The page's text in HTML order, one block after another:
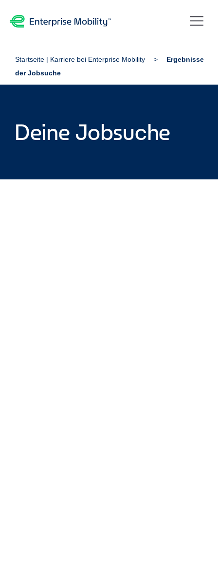
Startseite | Karriere bei Enterprise Mobility
Ergebnisse
der Jobsuche
Deine Jobsuche